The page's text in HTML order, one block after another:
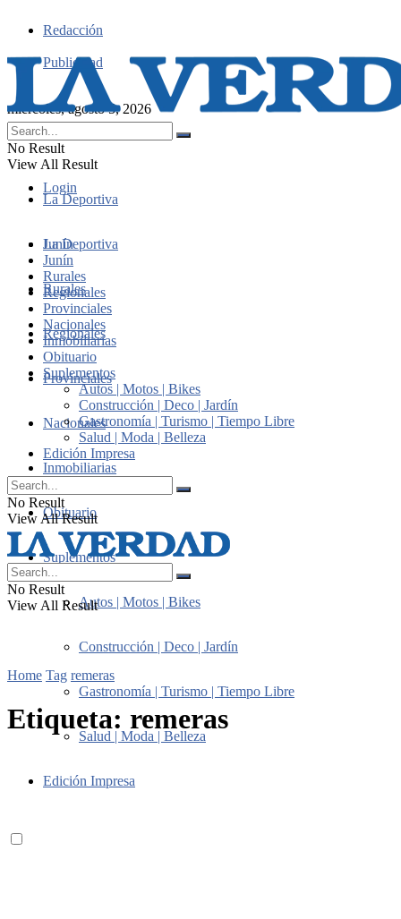
Redacción
Publicidad
miércoles, agosto 5, 2026
Login
No Result
View All Result
La Deportiva
Junín
Rurales
Regionales
Provinciales
Nacionales
Inmobiliarias
Obituario
Suplementos
Autos | Motos | Bikes
Construcción | Deco | Jardín
Gastronomía | Turismo | Tiempo Libre
Salud | Moda | Belleza
Edición Impresa
La Deportiva
Junín
Rurales
Regionales
Provinciales
Nacionales
Inmobiliarias
Obituario
Suplementos
Autos | Motos | Bikes
Construcción | Deco | Jardín
Gastronomía | Turismo | Tiempo Libre
Salud | Moda | Belleza
Edición Impresa
No Result
View All Result
No Result
View All Result
Home Tag remeras
Etiqueta: remeras